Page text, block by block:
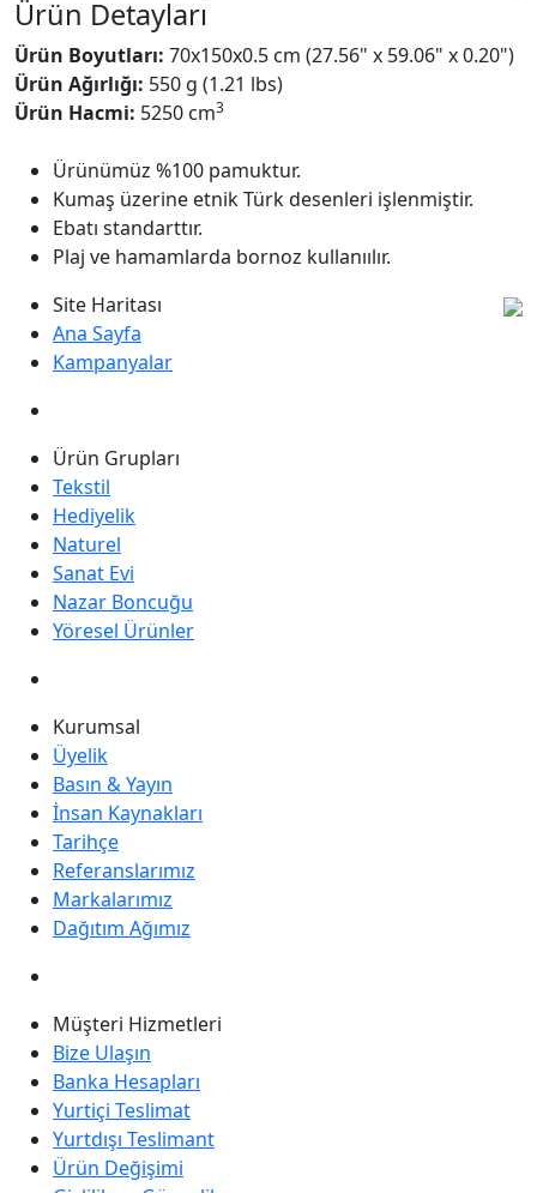
Ürün Detayları
Ürün Boyutları: 70x150x0.5 cm (27.56" x 59.06" x 0.20")
Ürün Ağırlığı: 550 g (1.21 lbs)
Ürün Hacmi: 5250 cm3
Ürünümüz %100 pamuktur.
Kumaş üzerine etnik Türk desenleri işlenmiştir.
Ebatı standarttır.
Plaj ve hamamlarda bornoz kullanıılır.
Site Haritası
Ana Sayfa
Kampanyalar
Ürün Grupları
Tekstil
Hediyelik
Naturel
Sanat Evi
Nazar Boncuğu
Yöresel Ürünler
Kurumsal
Üyelik
Basın & Yayın
İnsan Kaynakları
Tarihçe
Referanslarımız
Markalarımız
Dağıtım Ağımız
Müşteri Hizmetleri
Bize Ulaşın
Banka Hesapları
Yurtiçi Teslimat
Yurtdışı Teslimant
Ürün Değişimi